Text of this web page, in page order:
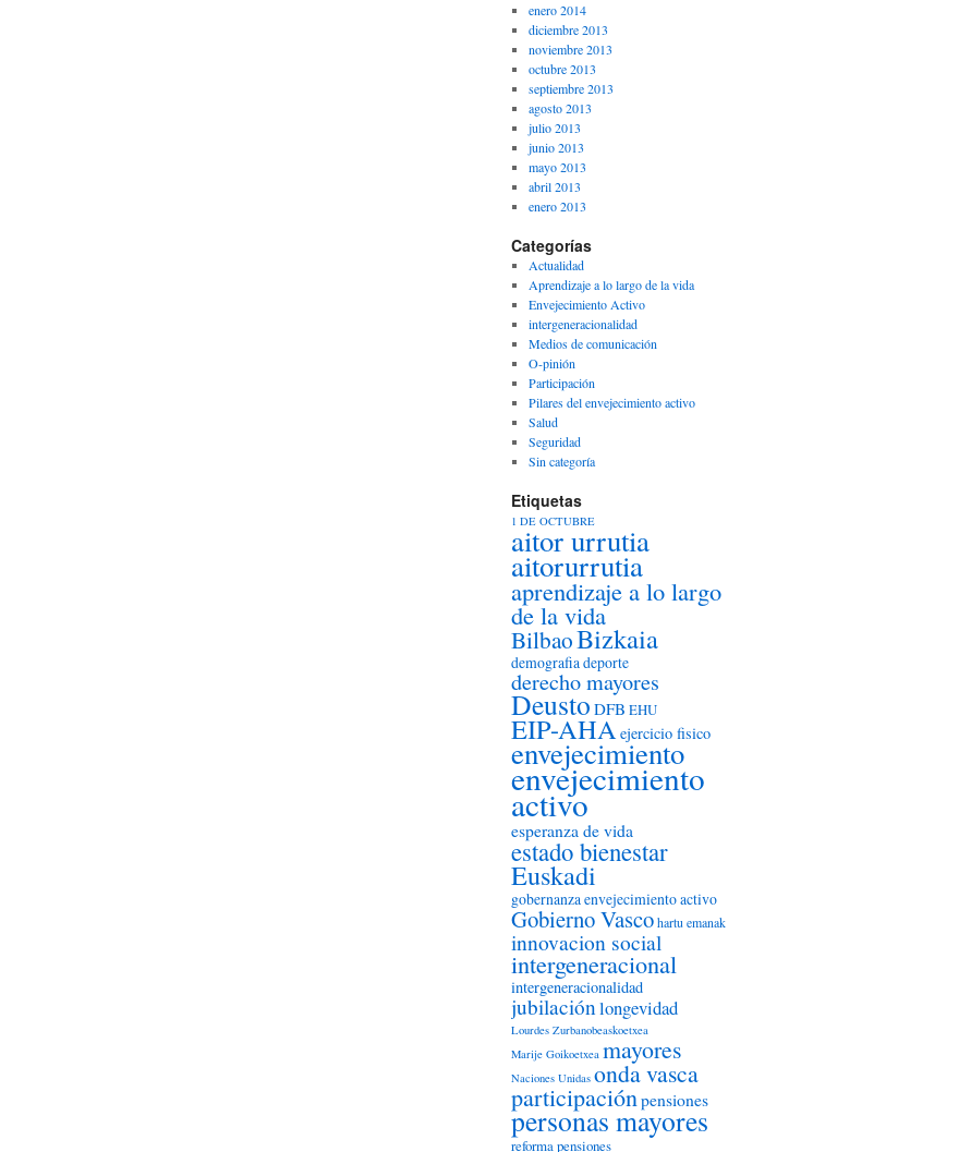
enero 2014
diciembre 2013
noviembre 2013
octubre 2013
septiembre 2013
agosto 2013
julio 2013
junio 2013
mayo 2013
abril 2013
enero 2013
Categorías
Actualidad
Aprendizaje a lo largo de la vida
Envejecimiento Activo
intergeneracionalidad
Medios de comunicación
O-pinión
Participación
Pilares del envejecimiento activo
Salud
Seguridad
Sin categoría
Etiquetas
1 DE OCTUBRE
aitor urrutia
aitorurrutia
aprendizaje a lo largo
de la vida
BilbaoBizkaia
demografiadeporte
derecho mayores
Deusto DFB EHU
EIP-AHAejercicio fisico
envejecimiento
envejecimiento
activo
esperanza de vida
estado bienestar
Euskadi
gobernanza envejecimiento activo
Gobierno Vascohartu emanak
innovacion social
intergeneracional
intergeneracionalidad
jubilaciónlongevidad
Lourdes Zurbanobeaskoetxea
Marije Goikoetxea mayores
Naciones Unidas onda vasca
participaciónpensiones
personas mayores
reforma pensiones